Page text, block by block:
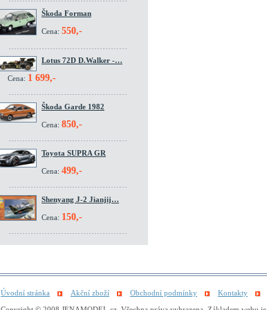
Škoda Forman
Cena: 550,-
Lotus 72D D.Walker -…
Cena: 1 699,-
Škoda Garde 1982
Cena: 850,-
Toyota SUPRA GR
Cena: 499,-
Shenyang J-2 Jianjij…
Cena: 150,-
Úvodní stránka Akční zboží Obchodní podmínky Kontakty